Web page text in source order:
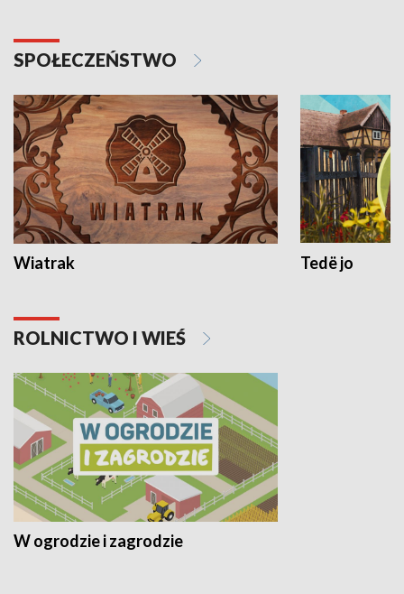
SPOŁECZEŃSTWO
Wiatrak Tedë jo
ROLNICTWO I WIEŚ
W ogrodzie i zagrodzie